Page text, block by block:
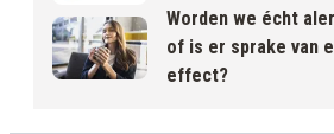
Worden we écht
of is er sprake van
effect?